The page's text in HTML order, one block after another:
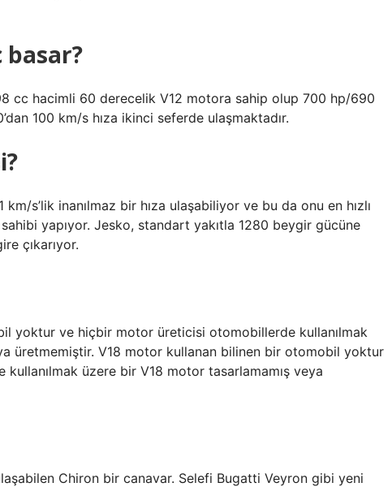
basar?
cc hacimli 60 derecelik V12 motora sahip olup 700 hp/690
100 km/s hıza ikinci seferde ulaşmaktadır.
s’lik inanılmaz bir hıza ulaşabiliyor ve bu da onu en hızlı
yapıyor. Jesko, standart yakıtla 1280 beygir gücüne
çıkarıyor.
yoktur ve hiçbir motor üreticisi otomobillerde kullanılmak
üretmemiştir. V18 motor kullanan bilinen bir otomobil yoktur
üzere bir V18 motor tasarlamamış veya
Chiron bir canavar. Selefi Bugatti Veyron gibi yeni